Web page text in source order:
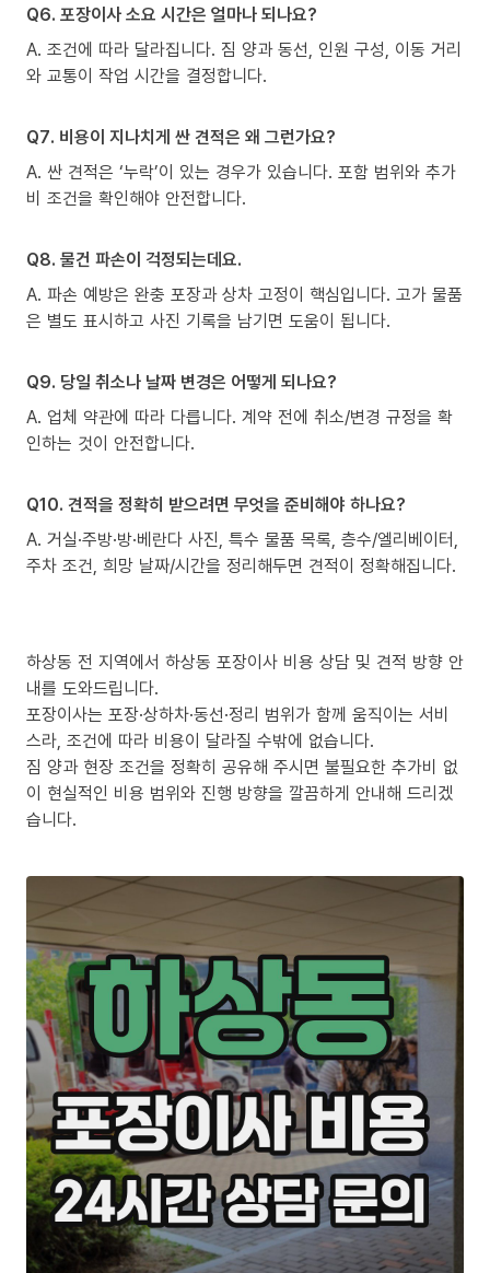
Q6. 포장이사 소요 시간은 얼마나 되나요?
A. 조건에 따라 달라집니다. 짐 양과 동선, 인원 구성, 이동 거리
와 교통이 작업 시간을 결정합니다.
Q7. 비용이 지나치게 싼 견적은 왜 그런가요?
A. 싼 견적은 ‘누락’이 있는 경우가 있습니다. 포함 범위와 추가
비 조건을 확인해야 안전합니다.
Q8. 물건 파손이 걱정되는데요.
A. 파손 예방은 완충 포장과 상차 고정이 핵심입니다. 고가 물품
은 별도 표시하고 사진 기록을 남기면 도움이 됩니다.
Q9. 당일 취소나 날짜 변경은 어떻게 되나요?
A. 업체 약관에 따라 다릅니다. 계약 전에 취소/변경 규정을 확
인하는 것이 안전합니다.
Q10. 견적을 정확히 받으려면 무엇을 준비해야 하나요?
A. 거실·주방·방·베란다 사진, 특수 물품 목록, 층수/엘리베이터,
주차 조건, 희망 날짜/시간을 정리해두면 견적이 정확해집니다.
하상동 전 지역에서 하상동 포장이사 비용 상담 및 견적 방향 안
내를 도와드립니다.
포장이사는 포장·상하차·동선·정리 범위가 함께 움직이는 서비
스라, 조건에 따라 비용이 달라질 수밖에 없습니다.
짐 양과 현장 조건을 정확히 공유해 주시면 불필요한 추가비 없
이 현실적인 비용 범위와 진행 방향을 깔끔하게 안내해 드리겠
습니다.